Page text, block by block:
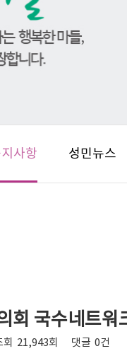
사항 성민뉴스
회 국수네트워
회 21,943회 댓글 0건